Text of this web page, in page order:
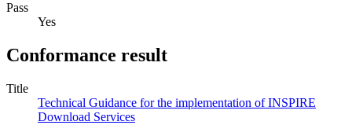
Pass
Yes
Conformance result
Title
Technical Guidance for the implementation of INSPIRE
Download Services